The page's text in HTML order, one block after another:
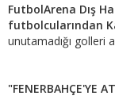
FutbolArena Dış
futbolcularından
unutamadığı golleri
"FENERBAHÇE'YE